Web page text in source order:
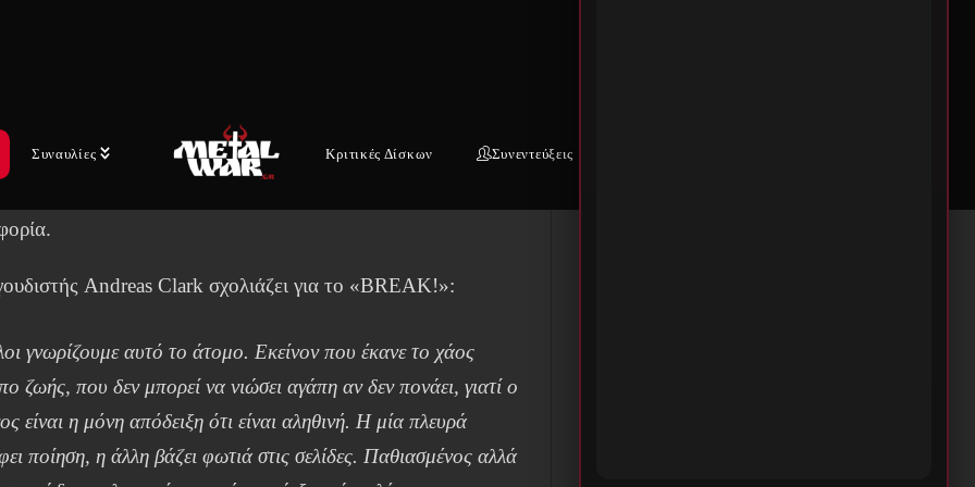
Συναυλίες Κριτικές Δίσκων Συνεντεύξεις
(2022), που έχει συγκεντρώσει δεκάδες εκατομμύρια
οι SELF DECEPTION συνεχίζουν να εδραιώνονται ως μία
Andreas Clark σχολιάζει για το «BREAK!»:
γνωρίζουμε αυτό το άτομο. Εκείνον που έκανε το χάος
ζωής, που δεν μπορεί να νιώσει αγάπη αν δεν πονάει, γιατί ο
είναι η μόνη απόδειξη ότι είναι αληθινή. Η μία πλευρά
ποίηση, η άλλη βάζει φωτιά στις σελίδες. Παθιασμένος αλλά